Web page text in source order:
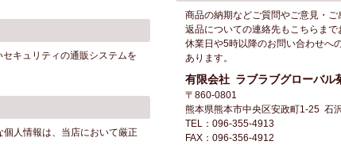
キュリティの通販システムを
人情報は、当店において厳正
商品の納期などご質問やご意見・
返品についての連絡先もこちらま
休業日や5時以降のお問い合わせへ
あります。
有限会社 ラブラブグローバル
〒860-0801
熊本県熊本市中央区安政町1-25 石
TEL：096-355-4913
FAX：096-356-4912